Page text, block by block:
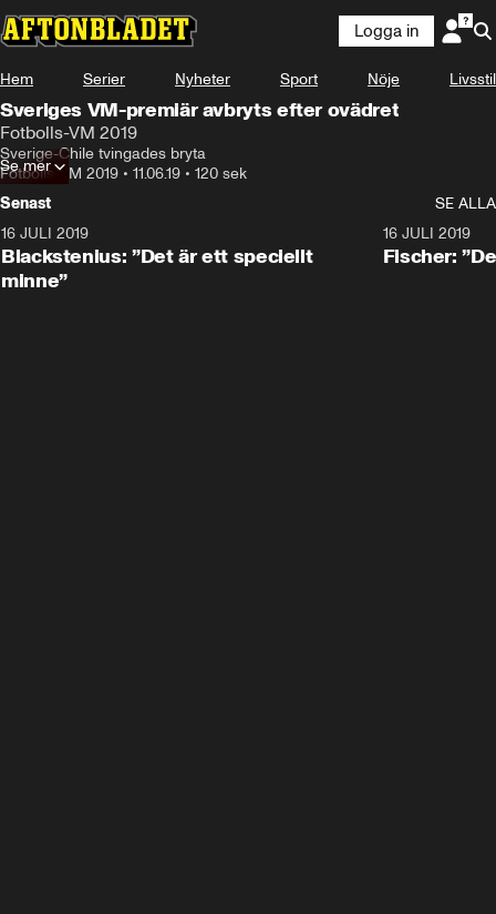
Logga in
Hem Serier Nyheter Sport Nöje Livsstil
Sveriges VM-premiär avbryts efter ovädret
Fotbolls-VM 2019
Sverige-Chile tvingades bryta
Fotbolls-VM 2019 • 11.06.19 • 120 sek
Se mer
Senast
SE ALLA
16 JULI 2019
Blackstenius: ”Det är ett speciellt
minne”
16 JULI 2019
Fischer: